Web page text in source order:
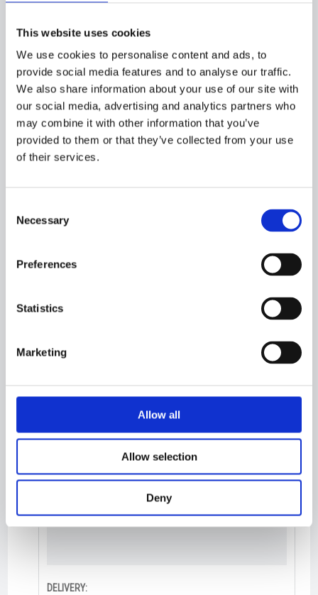
This website uses cookies
We use cookies to personalise content and ads, to
provide social media features and to analyse our traffic.
We also share information about your use of our site with
our social media, advertising and analytics partners who
may combine it with other information that you’ve
provided to them or that they’ve collected from your use
of their services.
Selection
Necessary
Preferences
Statistics
Marketing
Allow all
Allow selection
Deny
VACUUM SYSTEM:
SPEED:
m3
Fresh water:
SPEED:
DESIGN:
Karstensens Skibsværft A/S
Carl Aamodt & Co.​
HOMEPORT:
DELIVERY: